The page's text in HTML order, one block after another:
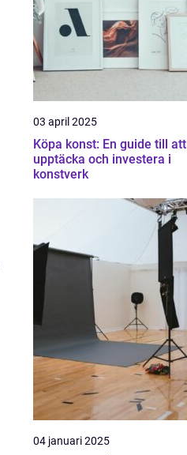
03 april 2025
Köpa konst: En guide till att
upptäcka och investera i
konstverk
04 januari 2025